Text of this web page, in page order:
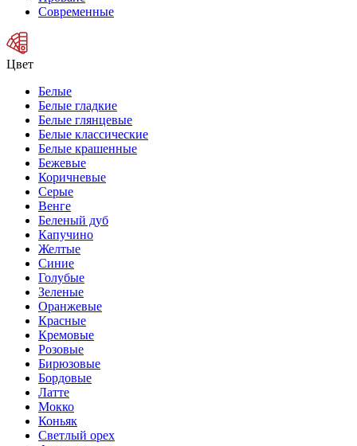
Современные
Цвет
Белые
Белые гладкие
Белые глянцевые
Белые классические
Белые крашенные
Бежевые
Коричневые
Серые
Венге
Беленый дуб
Капучино
Желтые
Синие
Голубые
Зеленые
Оранжевые
Красные
Кремовые
Розовые
Бирюзовые
Бордовые
Латте
Мокко
Коньяк
Светлый орех